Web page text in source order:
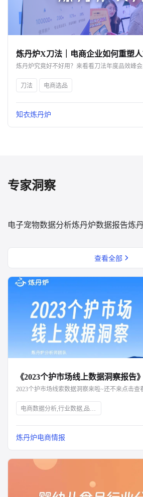
新闻中心
活动中心
关于我们
公司介绍
商机推荐
炼丹炉究竟好不好用？来看看刀法年度品效峰
刀法 电商选品
知衣炼丹炉
专家洞察
电子宠物数据分析炼丹炉数据报告炼
查看全部
《2023个护市场线上数据洞察报告》
2023个护市场线索数据洞察来啦~还不来点击查
电商数据分析,行业数据,品牌数据,店铺数据,商品数据,炼丹炉,个护市场,口腔护理,身体护理,消费者需求,新锐国货,电商平台,抖音,小红书,气味经济,新媒体营销,全渠道布局,消费洞察,产品升级,细分市场
炼丹炉电商情报